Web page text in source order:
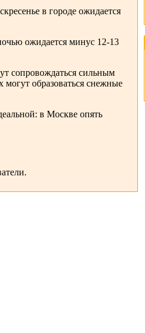
в городе ожидается
ожидается минус 12-13
сопровождаться сильным
образоваться снежные
в Москве опять